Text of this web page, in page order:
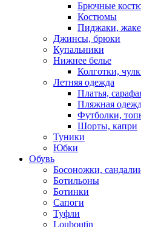
Брючные
Костюмы
Пиджаки,
Джинсы, брюки
Купальники
Нижнее белье
Колготки,
Летняя одежда
Платья,
Пляжная
Футболки,
Шорты, капри
Туники
Юбки
Обувь
Босоножки,
Ботильоны
Ботинки
Сапоги
Туфли
Louboutin